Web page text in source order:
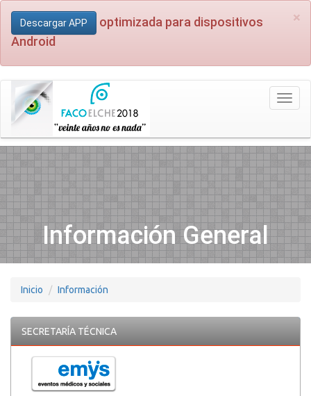
×
Descargar APP
optimizada para dispositivos
Android
Información General
Inicio Información
SECRETARÍA TÉCNICA